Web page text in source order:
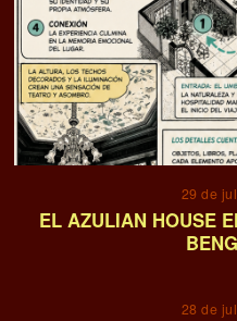
29 de
EL AZULIAN HOUSE
28 de